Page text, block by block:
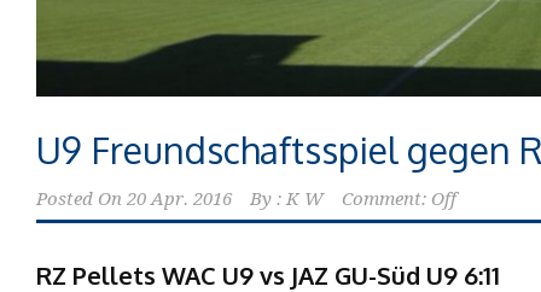
U9 Freundschaftsspiel gegen
Posted On 20 Apr. 2016 By : K W Comment: Off
RZ Pellets WAC U9 vs JAZ GU-Süd U9 6:11